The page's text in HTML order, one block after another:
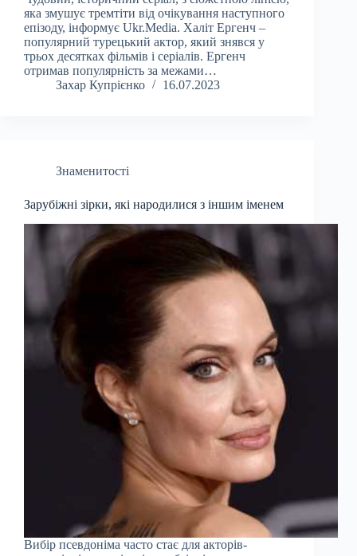
яка змушує тремтіти від очікування наступного
епізоду, інформує Ukr.Media. Халіт Ергенч –
популярний турецький актор, який знявся у
трьох десятках фільмів і серіалів. Ергенч
отримав популярність за межами…
Захар Купрієнко
16.07.2023
Знаменитості
Зарубіжні зірки, які народилися з іншим іменем
Вибір псевдоніма часто стає для акторів-